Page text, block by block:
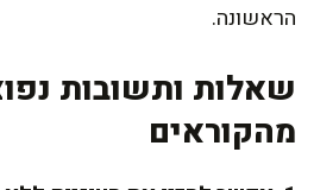
הראשונה.
שאלות ותשובות
מהקוראים